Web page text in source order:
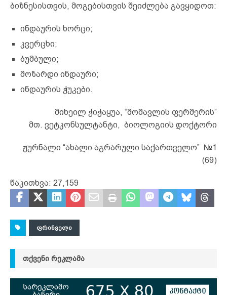
ბიზნესისთვის, მოგებისთვის შეიძლება გავყიდოთ:
ინდაურის ხორცი;
კვერცხი;
ბუმბული;
მოზარდი ინდაური;
ინდაურის ჭუკები.
მიხეილ ჭიჭაყუა, “მომავლის ფერმერის”
მთ. ვეტკონსულტანტი, ბიოლოგიის დოქტორი
ჟურნალი “ახალი აგრარული საქართველო” №1
(69)
წაკითხვა: 27,159
ᲤᲠᲘᲜᲕᲔᲚᲘ
ᲗᲥᲕᲔᲜᲘ ᲠᲔᲙᲚᲐᲛᲐ